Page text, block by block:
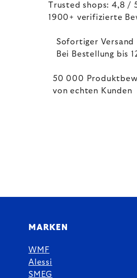
Trusted shops: 4,8 /
1900+ verifizierte
Sofortiger Versand
Bei Bestellung bis
50 000
von echten Kunden
MARKEN
WMF
Alessi
SMEG